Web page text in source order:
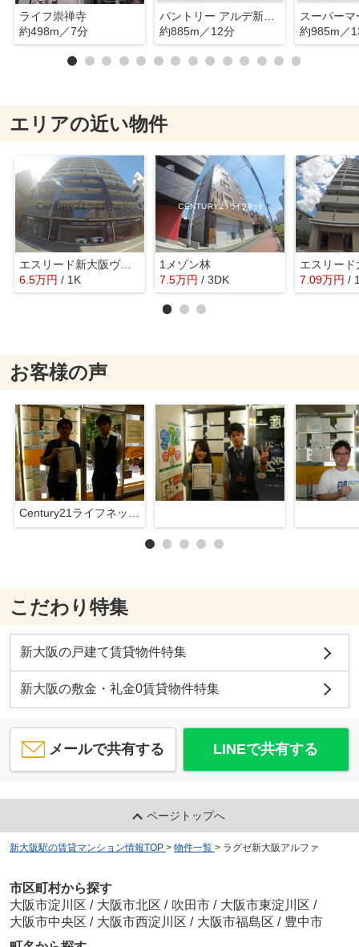
ライフ崇禅寺
約498m／7分
パントリー アルデ新大阪店
約885m／12分
約985m／
エリアの近い物件
エスリード新大阪ヴェルデ
6.5万円 / 1K
1メゾン林
7.5万円 / 3DK 7.09万円 /
お客様の声
Century21ライフネット新大阪店
こだわり特集
新大阪の戸建て賃貸物件特集
新大阪の敷金・礼金0賃貸物件特集
メールで共有する LINEで共有する
ページトップへ
新大阪駅の賃貸マンション情報TOP > 物件一覧 > ラグゼ新大阪アルファ
市区町村から探す
大阪市淀川区 / 大阪市北区 / 吹田市 / 大阪市東淀川区 /
大阪市中央区 / 大阪市西淀川区 / 大阪市福島区 / 豊中市